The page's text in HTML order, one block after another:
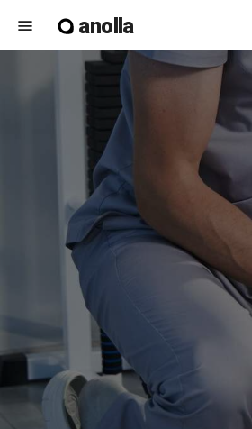
menu anolla